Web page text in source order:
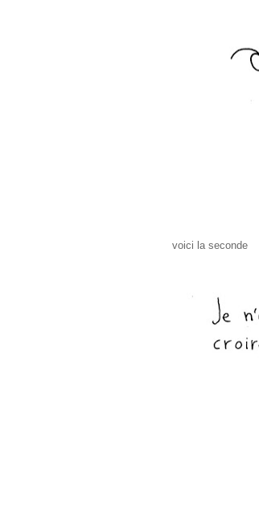
voici la seconde